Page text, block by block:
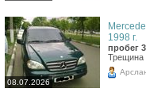
08.07.2026
1998 г.
пробег
Трещина